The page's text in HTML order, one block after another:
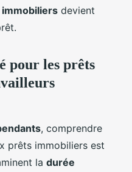
devient
pour les prêts
, comprendre
prêts immobiliers est
la durée